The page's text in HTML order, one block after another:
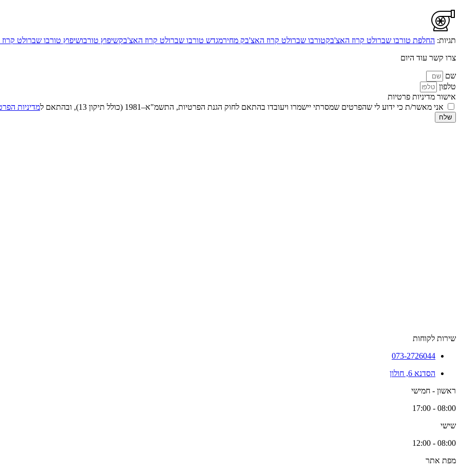
תגיות: החלפת טורבו שברולט קרוז האצ'בקטורבו שברולט קרוז האצ'בק מחירמגדש טורבו שברולט קרוז האצ'בקשיפוץ טורבושיפוץ טורבו שברולט
צרו קשר עוד היום
שם
טלפון
אישור מדיניות פרטיות
אני מאשר/ת כי ידוע לי שהפרטים שמסרתי יישמרו ויעובדו בהתאם לחוק הגנת הפרטיות, התשמ"א–1981 (כולל תיקון 13), ובהתאם ל
מדיניות
שלח
שירות לקוחות
073-2726044
הסדנא 6, חולון
ראשון - חמישי
08:00 - 17:00
שישי
08:00 - 12:00
מפת אתר